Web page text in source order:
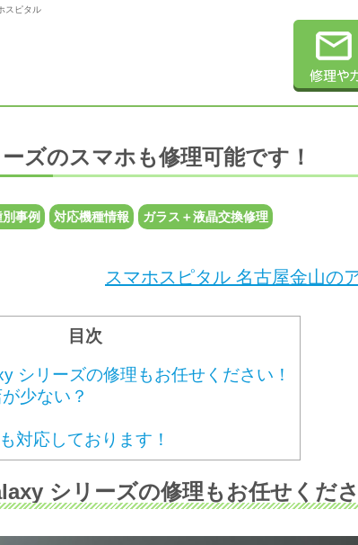
スピタル
ズのスマホも修理可能です！
事例 対応機種情報 ガラス＋液晶交換修理
スマホスピタル 名古屋金山の
目次
シリーズの修理もお任せください！
少ない？
対応しております！
シリーズの修理もお任せくだ